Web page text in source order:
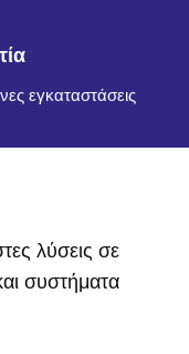
εγκαταστάσεις
λύσεις σε
συστήματα